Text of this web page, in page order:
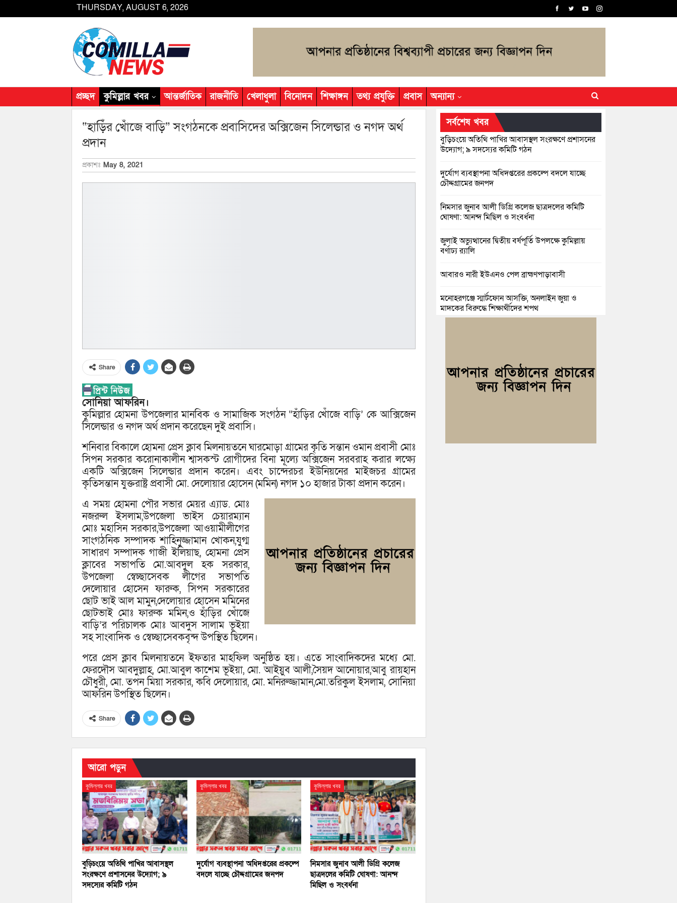
THURSDAY, AUGUST 6, 2026
প্রচ্ছদ কুমিল্লার খবর আন্তর্জাতিক রাজনীতি খেলাধুলা বিনোদন শিক্ষাঙ্গন তথ্য প্রযুক্তি প্রবাস অন্যান্য
“হাড়িঁর খোঁজে বাড়ি” সংগঠনকে প্রবাসিদের অক্সিজেন সিলেন্ডার ও নগদ অর্থ
প্রদান
প্রকাশঃ May 8, 2021
Share
সোনিয়া আফরিন।
কুমিল্লার হোমনা উপজেলার মানবিক ও সামাজিক সংগঠন “হাঁড়ির খোঁজে বাড়ি’ কে আক্সিজেন
সিলেন্ডার ও নগদ অর্থ প্রদান করেছেন দুই প্রবাসি।
শনিবার বিকালে হোমনা প্রেস ক্লাব মিলনায়তনে ঘারমোড়া গ্রামের কৃতি সন্তান ওমান প্রবাসী মোঃ
সিপন সরকার করোনাকালীন শ্বাসকস্ট রোগীদের বিনা মূল্যে অক্সিজেন সরবরাহ করার লক্ষ্যে
একটি অক্সিজেন সিলেন্ডার প্রদান করেন। এবং চান্দেরচর ইউনিয়নের মাইজচর গ্রামের
কৃতিসন্তান যুক্তরাষ্ট্র প্রবাসী মো. দেলোয়ার হোসেন (মমিন) নগদ ১০ হাজার টাকা প্রদান করেন।
এ সময় হোমনা পৌর সভার মেয়র এ্যাড. মোঃ
নজরুল ইসলাম,উপজেলা ভাইস চেয়ারম্যান
মোঃ মহাসিন সরকার,উপজেলা আওয়ামীলীগের
সাংগঠনিক সম্পাদক শাহিনুজ্জামান খোকন,যুগ্ম
সাধারণ সম্পাদক গাজী ইলিয়াছ, হোমনা প্রেস
ক্লাবের সভাপতি মো.আবদুল হক সরকার,
উপজেলা স্বেচ্ছাসেবক লীগের সভাপতি
দেলোয়ার হোসেন ফারুক, সিপন সরকারের
ছোট ভাই আল মামুন,দেলোয়ার হোসেন মমিনের
ছোটভাই মোঃ ফারুক মমিন,ও হাঁড়ির খোঁজে
বাড়ি’র পরিচালক মোঃ আবদুস সালাম ভূইয়া
সহ সাংবাদিক ও স্বেচ্ছাসেবকবৃন্দ উপস্থিত ছিলেন।
পরে প্রেস ক্লাব মিলনায়তনে ইফতার মাহফিল অনুষ্ঠিত হয়। এতে সাংবাদিকদের মধ্যে মো.
ফেরদৌস আবদুল্লাহ, মো.আবুল কাশেম ভূইয়া, মো. আইয়ুব আলী,সৈয়দ আনোয়ার,আবু রায়হান
চৌধুরী, মো. তপন মিয়া সরকার, কবি দেলোয়ার, মো. মনিরুজ্জামান,মো.তরিকুল ইসলাম, সোনিয়া
আফরিন উপস্থিত ছিলেন।
Share
আরো পড়ুন
কুমিল্লার খবর
বুড়িচংয়ে অতিথি পাখির আবাসস্থল
সংরক্ষণে প্রশাসনের উদ্যোগ; ৯
সদস্যের কমিটি গঠন
কুমিল্লার খবর
দুর্যোগ ব্যবস্থাপনা অধিদপ্তরের প্রকল্পে
বদলে যাচ্ছে চৌদ্দগ্রামের জনপদ
কুমিল্লার খবর
নিমসার জুনাব আলী ডিগ্রি কলেজ
ছাত্রদলের কমিটি ঘোষণা: আনন্দ
মিছিল ও সংবর্ধনা
সর্বশেষ খবর
বুড়িচংয়ে অতিথি পাখির আবাসস্থল সংরক্ষণে প্রশাসনের
উদ্যোগ; ৯ সদস্যের কমিটি গঠন
দুর্যোগ ব্যবস্থাপনা অধিদপ্তরের প্রকল্পে বদলে যাচ্ছে
চৌদ্দগ্রামের জনপদ
নিমসার জুনাব আলী ডিগ্রি কলেজ ছাত্রদলের কমিটি
ঘোষণা: আনন্দ মিছিল ও সংবর্ধনা
জুলাই অভ্যুত্থানের দ্বিতীয় বর্ষপূর্তি উপলক্ষে কুমিল্লায়
বর্ণাঢ্য র‍্যালি
আবারও নারী ইউএনও পেল ব্রাহ্মণপাড়াবাসী
মনোহরগঞ্জে স্মার্টফোন আসক্তি, অনলাইন জুয়া ও
মাদকের বিরুদ্ধে শিক্ষার্থীদের শপথ
কুমিল্লা বিজিবির অভিযান: এক কোটি ১৫ লাখ টাকার
ভারতীয় শাড়ি ও মোবাইল ডিসপ্লে জব্দ
ঘোষণা; সভাপতি ইমন, সম্পাদক সিয়াম